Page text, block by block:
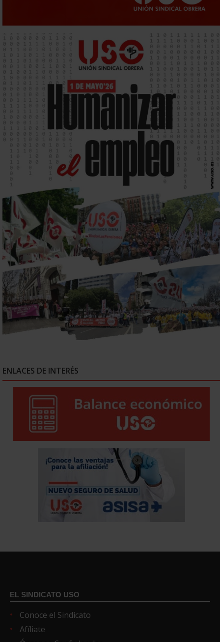
ENLACES DE INTERÉS
EL SINDICATO USO
Conoce el Sindicato
Afíliate